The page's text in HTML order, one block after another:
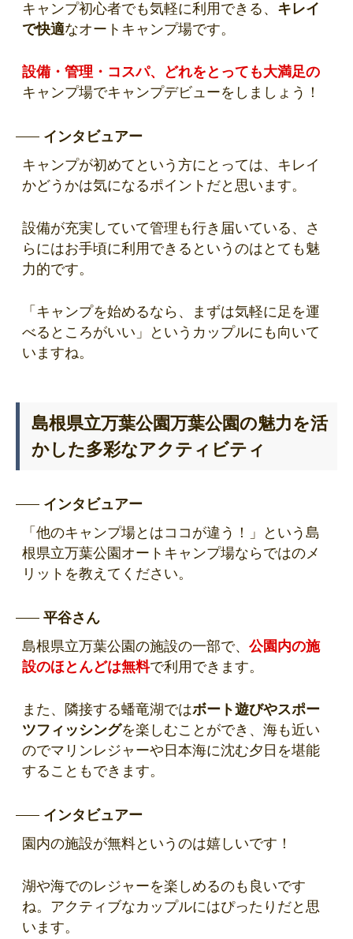
キャンプ初心者でも気軽に利用できる、 キレイ
で快適なオートキャンプ場です。
設備・管理・コスパ、どれをとっても大満足の
キャンプ場でキャンプデビューをしましょう！
インタビュアー
キャンプが初めてという方にとっては、キレイ
かどうかは気になるポイントだと思います。
設備が充実していて管理も行き届いている、さ
らにはお手頃に利用できるというのはとても魅
力的です。
「キャンプを始めるなら、まずは気軽に足を運
べるところがいい」というカップルにも向いて
いますね。
島根県立万葉公園万葉公園の魅力を活
かした多彩なアクティビティ
インタビュアー
「他のキャンプ場とはココが違う！」という島
根県立万葉公園オートキャンプ場ならではのメ
リットを教えてください。
平谷さん
島根県立万葉公園の施設の一部で、 公園内の施
設のほとんどは無料で利用できます。
また、隣接する蟠竜湖ではボート遊びやスポー
ツフィッシングを楽しむことができ、海も近い
のでマリンレジャーや日本海に沈む夕日を堪能
することもできます。
インタビュアー
園内の施設が無料というのは嬉しいです！
湖や海でのレジャーを楽しめるのも良いです
ね。アクティブなカップルにはぴったりだと思
います。